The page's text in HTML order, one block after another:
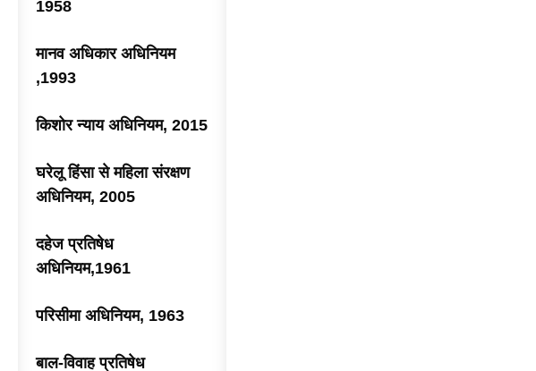
1958
मानव अधिकार अधिनियम
,1993
किशोर न्याय अधिनियम, 2015
घरेलू हिंसा से महिला संरक्षण
अधिनियम, 2005
दहेज प्रतिषेध
अधिनियम,1961
परिसीमा अधिनियम, 1963
बाल-विवाह प्रतिषेध